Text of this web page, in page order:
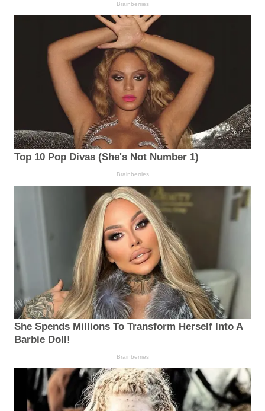
Brainberries
Top 10 Pop Divas (She's Not Number 1)
Brainberries
She Spends Millions To Transform Herself Into A
Barbie Doll!
Brainberries